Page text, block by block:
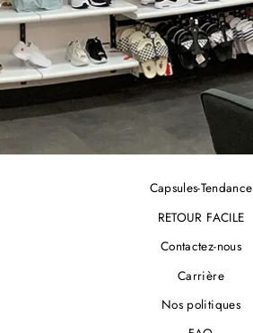
Capsules-Tendance
RETOUR FACILE
Contactez-nous
Carrière
Nos politiques